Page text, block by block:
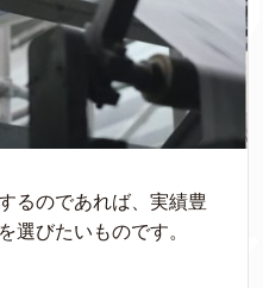
るのであれば、実績豊
選びたいものです。